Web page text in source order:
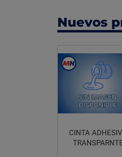
Nuevos
CINTA
FLEXIBLE